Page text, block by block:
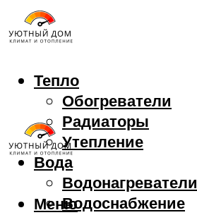
Тепло
Обогреватели
Радиаторы
Утепление
Вода
Водонагреватели
Водоснабжение
Меню